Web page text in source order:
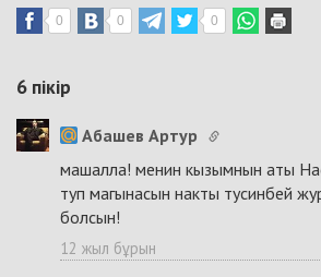
0 0 0
6 пікір
Абашев Артур
машалла! менин кызымнын аты
туп магынасын накты тусинбей
болсын!
12 жыл бұрын